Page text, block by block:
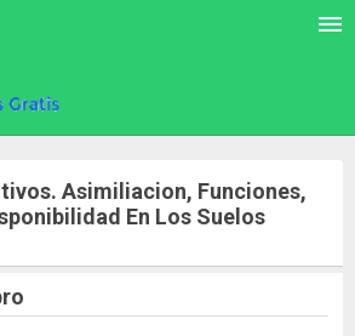
Asimiliacion, Funciones,
En Los Suelos